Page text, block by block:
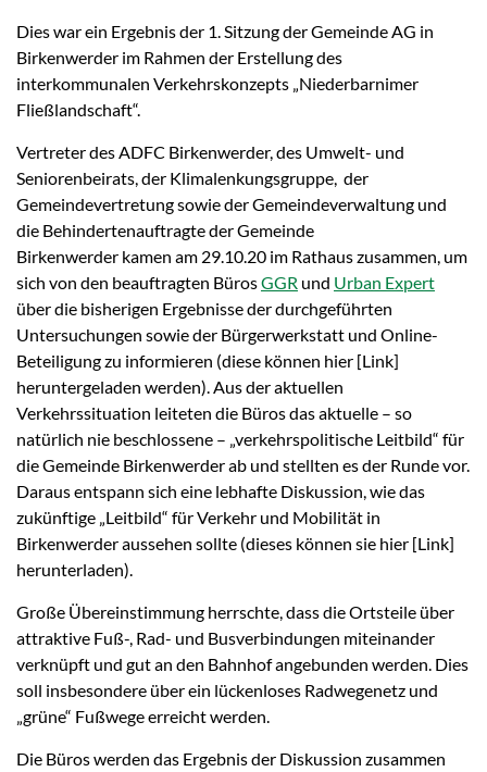
Dies war ein Ergebnis der 1. Sitzung der Gemeinde AG in
Birkenwerder im Rahmen der Erstellung des
interkommunalen Verkehrskonzepts „Niederbarnimer
Fließlandschaft“.
Vertreter des ADFC Birkenwerder, des Umwelt- und
Seniorenbeirats, der Klimalenkungsgruppe, der
Gemeindevertretung sowie der Gemeindeverwaltung und
die Behindertenauftragte der Gemeinde
Birkenwerder kamen am 29.10.20 im Rathaus zusammen, um
sich von den beauftragten BürosGGR und Urban Expert
über die bisherigen Ergebnisse der durchgeführten
Untersuchungen sowie der Bürgerwerkstatt und Online-
Beteiligung zu informieren (diese können hier [Link]
heruntergeladen werden). Aus der aktuellen
Verkehrssituation leiteten die Büros das aktuelle – so
natürlich nie beschlossene – „verkehrspolitische Leitbild“ für
die Gemeinde Birkenwerder ab und stellten es der Runde vor.
Daraus entspann sich eine lebhafte Diskussion, wie das
zukünftige „Leitbild“ für Verkehr und Mobilität in
Birkenwerder aussehen sollte (dieses können sie hier [Link]
herunterladen).
Große Übereinstimmung herrschte, dass die Ortsteile über
attraktive Fuß-, Rad- und Busverbindungen miteinander
verknüpft und gut an den Bahnhof angebunden werden. Dies
soll insbesondere über ein lückenloses Radwegenetz und
„grüne“ Fußwege erreicht werden.
Die Büros werden das Ergebnis der Diskussion zusammen